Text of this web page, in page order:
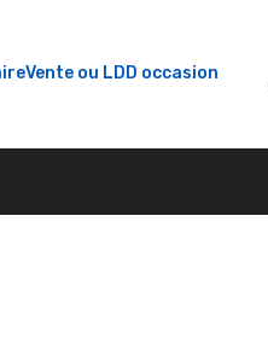
Vente ou LDD occasion